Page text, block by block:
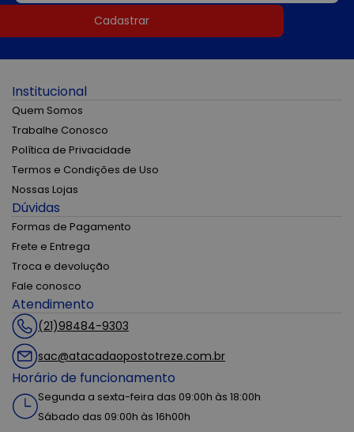
Cadastrar
Institucional
Quem Somos
Trabalhe Conosco
Política de Privacidade
Termos e Condições de Uso
Nossas Lojas
Dúvidas
Formas de Pagamento
Frete e Entrega
Troca e devolução
Fale conosco
Atendimento
(21)98484-9303
sac@atacadaopostotreze.com.br
Horário de funcionamento
Segunda a sexta-feira das 09:00h às 18:00h
Sábado das 09:00h às 16h00h